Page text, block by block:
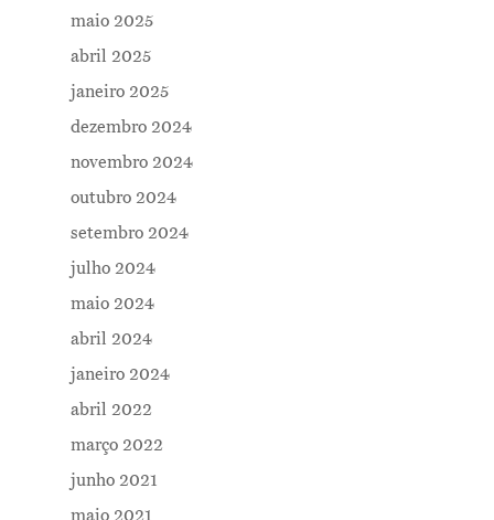
maio 2025
abril 2025
janeiro 2025
dezembro 2024
novembro 2024
outubro 2024
setembro 2024
julho 2024
maio 2024
abril 2024
janeiro 2024
abril 2022
março 2022
junho 2021
maio 2021